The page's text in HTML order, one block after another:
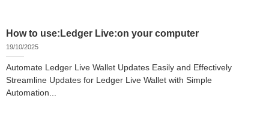
How to use:Ledger Live:on your computer
19/10/2025
Automate Ledger Live Wallet Updates Easily and Effectively
Streamline Updates for Ledger Live Wallet with Simple
Automation...